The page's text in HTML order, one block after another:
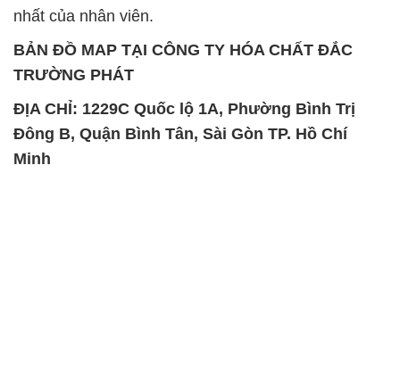
nhất của nhân viên.
BẢN ĐỒ MAP TẠI CÔNG TY HÓA CHẤT ĐẮC
TRƯỜNG PHÁT
ĐỊA CHỈ: 1229C Quốc lộ 1A, Phường Bình Trị
Đông B, Quận Bình Tân, Sài Gòn TP. Hồ Chí
Minh